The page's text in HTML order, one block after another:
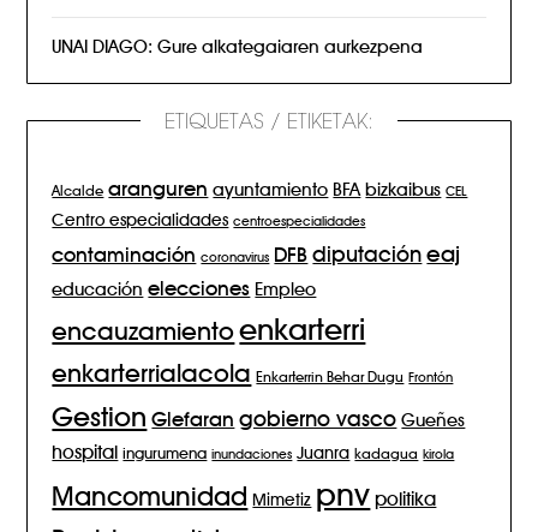
UNAI DIAGO: Gure alkategaiaren aurkezpena
ETIQUETAS / ETIKETAK:
Alcalde aranguren ayuntamiento BFA bizkaibus CEL
Centro especialidades centroespecialidades
contaminación coronavirus DFB diputación eaj
educación elecciones Empleo
encauzamiento enkarterri
enkarterrialacola Enkarterrin Behar Dugu Frontón
Gestion Glefaran gobierno vasco Gueñes
hospital ingurumena inundaciones Juanra kadagua kirola
Mancomunidad Mimetiz pnv politika